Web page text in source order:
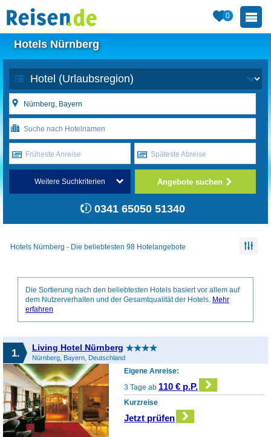
0
Hotels Nürnberg
Früheste Anreise Späteste Abreise
Weitere Suchkriterien Angebote suchen
0341 65050 51340
Hotels Nürnberg - Die beliebtesten 98 Hotelangebote
Die Sortierung nach den beliebtesten Hotels basiert vor allem auf
dem Nutzerverhalten und der Gesamtqualität der Hotels. Mehr
erfahren
1. Living Hotel Nürnberg
Nürnberg, Bayern, Deutschland
Eigene Anreise:
3 Tage ab 110 € p.P.
Kurzreise
Jetzt prüfen